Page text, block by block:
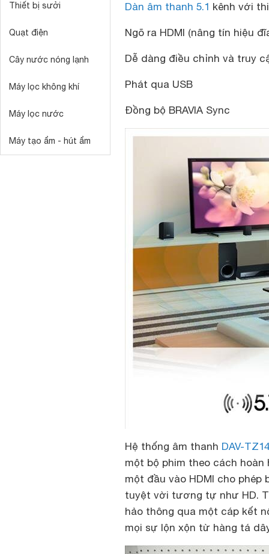
Thiết bị sưởi
Quạt điện
Cây nước nóng lạnh
Máy lọc không khí
Máy lọc nước
Máy tạo ẩm - hút ẩm
Dàn âm thanh 5.1 kênh với
Ngõ ra HDMI (nâng tín hiệu
Dễ dàng điều chỉnh và truy
Phát qua USB
Đồng bộ BRAVIA Sync
Hệ thống âm thanh DAV-
một bộ phim theo cách
một đầu vào HDMI cho
tuyệt vời tương tự như HD.
hảo thông qua một cáp kết
mọi sự lộn xộn từ hàng tá